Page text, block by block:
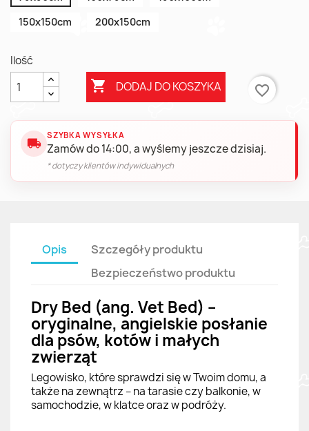
150x150cm
200x150cm
Ilość
 DODAJ DO KOSZYKA favorite_border
local_shipping
SZYBKA WYSYŁKA
Zamów do 14:00, a wyślemy jeszcze dzisiaj.
* dotyczy klientów indywidualnych
Opis
Szczegóły produktu
Bezpieczeństwo produktu
Dry Bed (ang. Vet Bed) –
oryginalne, angielskie posłanie
dla psów, kotów i małych
zwierząt
Legowisko, które sprawdzi się w Twoim domu, a
także na zewnątrz – na tarasie czy balkonie, w
samochodzie, w klatce oraz w podróży.